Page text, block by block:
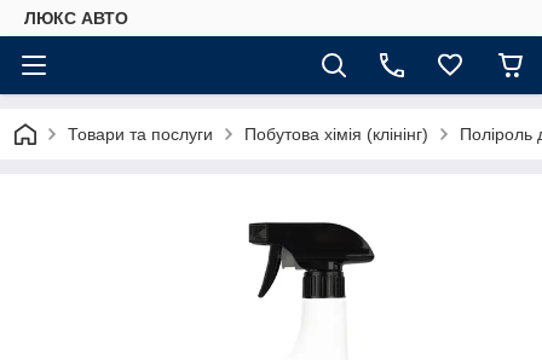
ЛЮКС АВТО
Товари та послуги Побутова хімія (клінінг) Поліроль